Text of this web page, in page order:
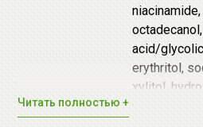
лазера, пилингов или
Способ применения:
кожу лица
распределите легкими
движениями, избегая области
acid/
erythritol,
xylitol,
Читать полностью +